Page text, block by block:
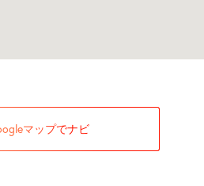
マップでナビ